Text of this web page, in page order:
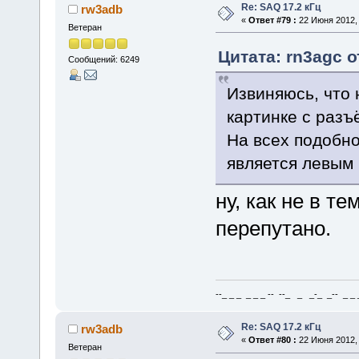
rw3adb
Ветеран
Сообщений: 6249
Re: SAQ 17.2 кГц
« Ответ #79 : 22 Июня 2012,
Цитата: rn3agc
Извиняюсь, что
картинке с
На всех
является левым
ну, как не в
перепутано.
--_ _ _ _ _ _ -- --_ _ _-_ _-- _ _
rw3adb
Ветеран
Re: SAQ 17.2 кГц
« Ответ #80 : 22 Июня 2012,